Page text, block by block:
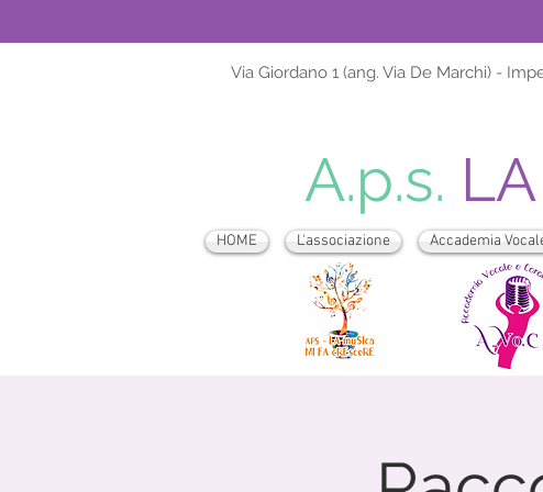
Via Giordano 1 (ang. Via De Marchi) -
A.p.s. LA
HOME L'associazione Accademia